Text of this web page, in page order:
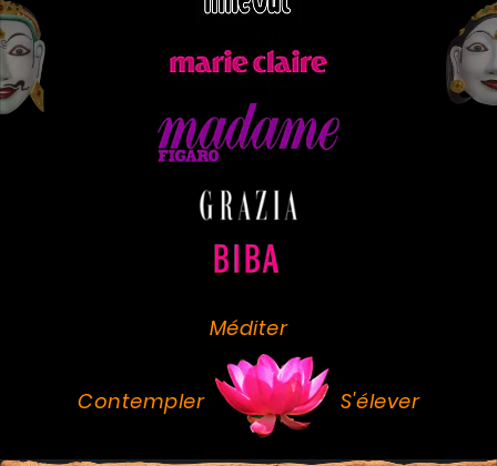
Méditer
Contempler S'élever